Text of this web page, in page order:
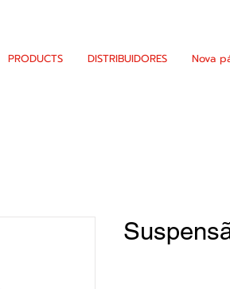
PRODUCTS DISTRIBUIDORES Nova